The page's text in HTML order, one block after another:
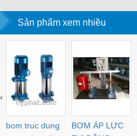
Sản phẩm xem nhiều
bom truc dung
BƠM ÁP LỰC
‹